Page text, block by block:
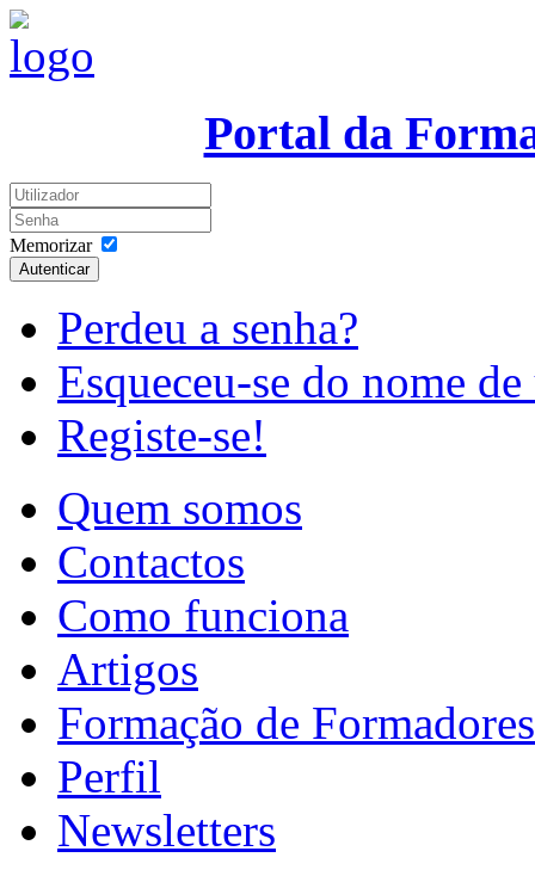
Portal da
Memorizar
Autenticar
Perdeu a senha?
Esqueceu-se do nome
Registe-se!
Quem somos
Contactos
Como funciona
Artigos
Formação de Formadores
Perfil
Newsletters